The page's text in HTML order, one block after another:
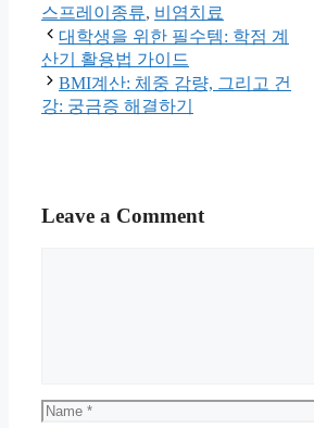
스프레이종류, 비염치료
대학생을 위한 필수템: 학점 계
산기 활용법 가이드
BMI계산: 체중 감량, 그리고 건
강: 궁금증 해결하기
Leave a Comment
Name